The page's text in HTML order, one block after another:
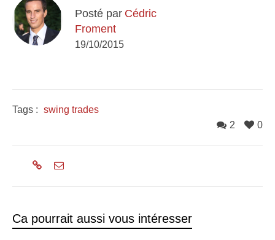
Posté par Cédric
Froment
19/10/2015
Tags : swing trades
0
2
Ca pourrait aussi vous intéresser